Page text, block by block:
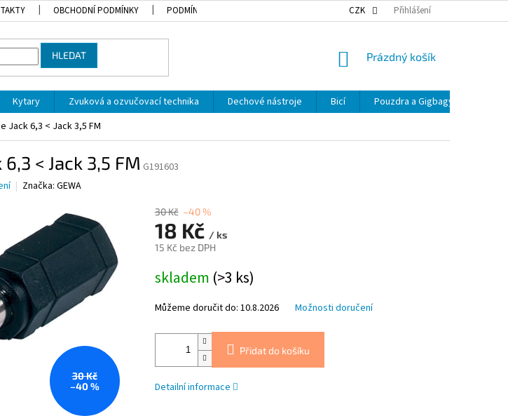
OBCHODNÍ PODMÍNKY PODMÍNKY OCHRANY OSOBNÍCH ÚDAJŮ NAŠE DOPRAVA
CZK Přihlášení
HLEDAT
NÁKUPNÍ
Prázdný košík
Kytary Zvuková a ozvučovací technika Dechové nástroje Bicí Pouzdra a Gigbagy
Jack 6,3 < Jack 3,5 FM
< Jack 3,5 FM G191603
Značka: GEWA
30 Kč
–40 %
30 Kč –40 %
18 Kč / ks
15 Kč bez DPH
cena:
skladem (>3 ks)
Můžeme doručit do: 10.8.2026 Možnosti doručení
Přidat do košíku
Detailní informace